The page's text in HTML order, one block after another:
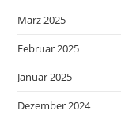
März 2025
Februar 2025
Januar 2025
Dezember 2024